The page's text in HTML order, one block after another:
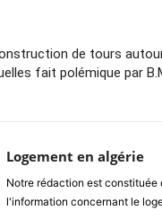
de tours
fait polémique par
Logement en algérie
Notre rédaction est constituée
l'information concernant le